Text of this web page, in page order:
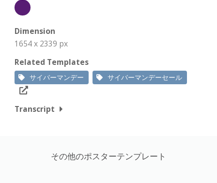
Dimension
1654 x 2339 px
Related Templates
サイバーマンデー サイバーマンデーセール
Transcript
その他のポスターテンプレート